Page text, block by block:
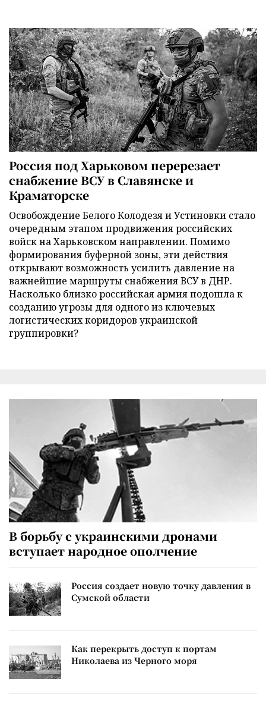
Россия под Харьковом перерезает
снабжение ВСУ в Славянске и
Краматорске
Освобождение Белого Колодезя и Устиновки стало
очередным этапом продвижения российских
войск на Харьковском направлении. Помимо
формирования буферной зоны, эти действия
открывают возможность усилить давление на
важнейшие маршруты снабжения ВСУ в ДНР.
Насколько близко российская армия подошла к
созданию угрозы для одного из ключевых
логистических коридоров украинской
группировки?
В борьбу с украинскими дронами
вступает народное ополчение
Россия создает новую точку давления в
Сумской области
Как перекрыть доступ к портам
Николаева из Черного моря